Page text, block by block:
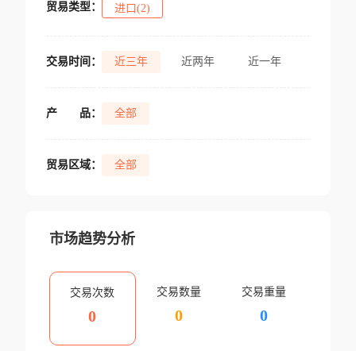
贸易类型： 进口(2)
交易时间： 近三年 近两年 近一年
产 品： 全部
贸易区域： 全部
市场趋势分析
交易次数
0
交易数量
0
交易重量
0